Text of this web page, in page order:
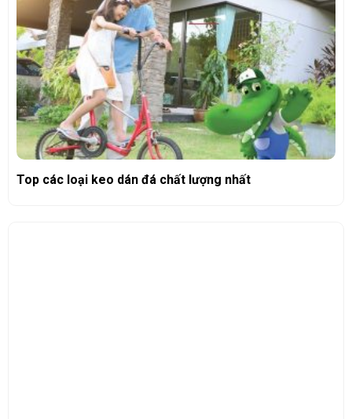
Top các loại keo dán đá chất lượng nhất